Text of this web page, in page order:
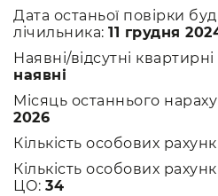
Дата останьої повірки
лічильника: 11 грудня
Наявні/відсутні
наявні
Місяць останнього
2026
Кількість особових
Кількість особових
ЦО: 34